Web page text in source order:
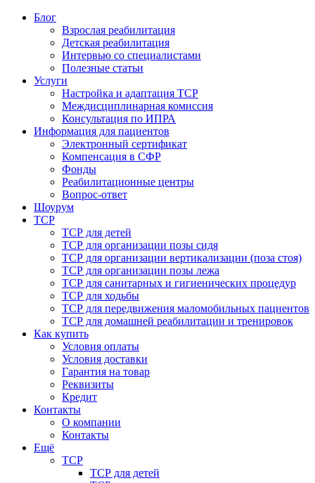
Блог
Взрослая реабилитация
Детская реабилитация
Интервью со специалистами
Полезные статьи
Услуги
Настройка и адаптация ТСР
Междисциплинарная комиссия
Консультация по ИПРА
Информация для пациентов
Электронный сертификат
Компенсация в СФР
Фонды
Реабилитационные центры
Вопрос-ответ
Шоурум
ТСР
ТСР для детей
ТСР для организации позы сидя
ТСР для организации вертикализации (поза стоя)
ТСР для организации позы лежа
ТСР для санитарных и гигиенических процедур
ТСР для ходьбы
ТСР для передвижения маломобильных пациентов
ТСР для домашней реабилитации и тренировок
Как купить
Условия оплаты
Условия доставки
Гарантия на товар
Реквизиты
Кредит
Контакты
О компании
Контакты
Ещё
ТСР
ТСР для детей